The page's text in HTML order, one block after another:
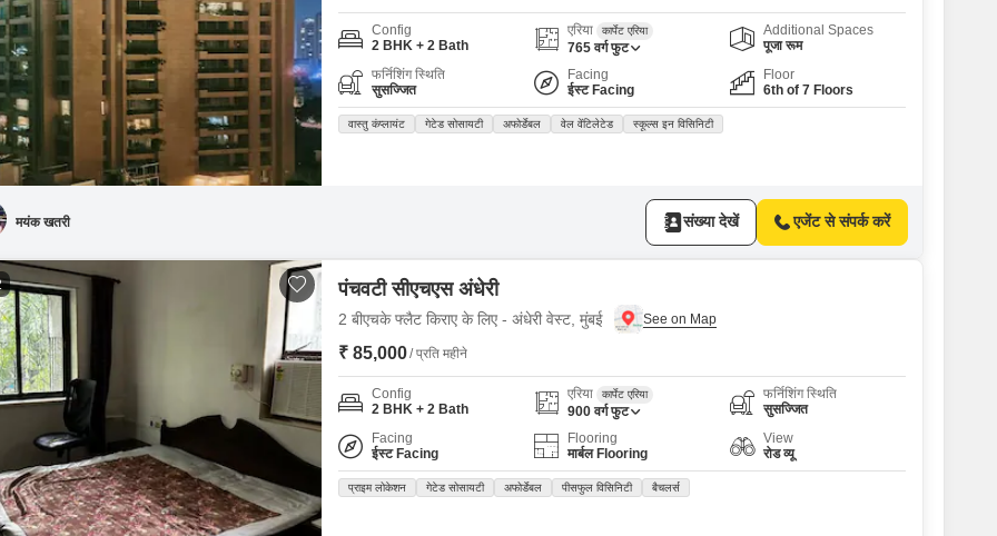
Config
2 BHK + 2 Bath
एरिया कार्पेट एरिया
765 वर्ग फुट
Additional Spaces
पूजा रूम
फर्निशिंग स्थिति
सुसज्जित
Facing
ईस्ट Facing
Floor
6th of 7 Floors
वास्तु कंप्लायंट गेटेड सोसायटी अफोर्डेबल वेल वेंटिलेटेड स्कूल्स इन विसिनिटी
मयंक खतरी संख्या देखें एजेंट से संपर्क करें
पंचवटी सीएचएस अंधेरी
2 बीएचके फ्लैट किराए के लिए - अंधेरी वेस्ट, मुंबई
₹ 85,000/ प्रति महीने
Config
2 BHK + 2 Bath
एरिया कार्पेट एरिया
900 वर्ग फुट
फर्निशिंग स्थिति
सुसज्जित
Facing
ईस्ट Facing
Flooring
मार्बल Flooring
View
रोड व्यू
प्राइम लोकेशन गेटेड सोसायटी अफोर्डेबल पीसफुल विसिनिटी बैचलर्स